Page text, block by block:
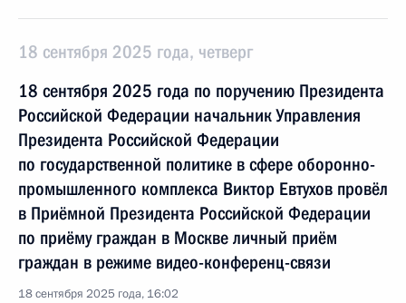
18 сентября 2025 года, четверг
18 сентября 2025 года по поручению Президента
Российской Федерации начальник Управления
Президента Российской Федерации
по государственной политике в сфере оборонно-
промышленного комплекса Виктор Евтухов провёл
в Приёмной Президента Российской Федерации
по приёму граждан в Москве личный приём
граждан в режиме видео-конференц-связи
18 сентября 2025 года, 16:02